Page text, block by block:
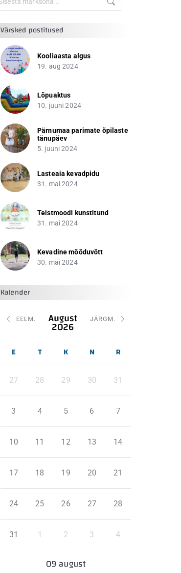
Värsked postitused
Kooliaasta algus
19. aug 2024
Lõpuaktus
10. juuni 2024
Pärnumaa parimate õpilaste
tänupäev
5. juuni 2024
Lasteaia kevadpidu
31. mai 2024
Teistmoodi kunstitund
31. mai 2024
Kevadine mõõduvõtt
30. mai 2024
Kalender
EELM. August
2026 JÄRGM.
E T K N R
27 28 29 30 31
3 4 5 6 7
10 11 12 13 14
17 18 19 20 21
24 25 26 27 28
31 1 2 3 4
09 august